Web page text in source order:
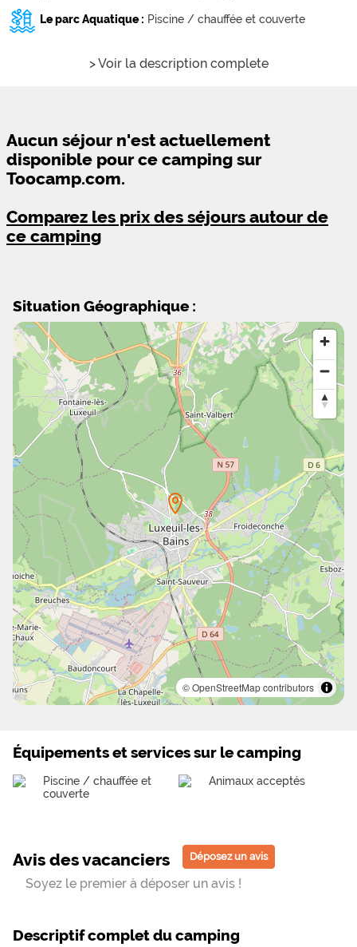
Le parc Aquatique : Piscine / chauffée et couverte
> Voir la description complete
Aucun séjour n'est actuellement
disponible pour ce camping sur
Toocamp.com.
Comparez les prix des séjours autour de
ce camping
Situation Géographique :
© OpenStreetMap contributors
Équipements et services sur le camping
Piscine / chauffée et
couverte
Animaux acceptés
Avis des vacanciers Déposez un avis
Soyez le premier à déposer un avis !
Descriptif complet du camping